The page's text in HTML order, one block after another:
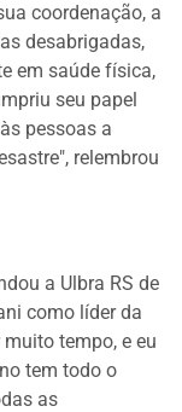
coordenação, a
desabrigadas,
em saúde física,
seu papel
pessoas a
relembrou
a Ulbra RS de
como líder da
tempo, e eu
tem todo o
as